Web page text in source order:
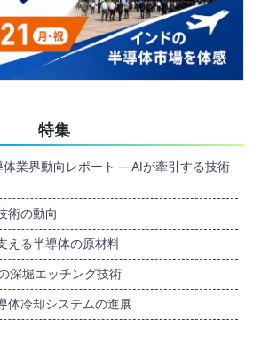
特集
業界動向レポート ―AIが牽引する技術
術の動向
える半導体の原材料
深堀エッチング技術
体冷却システムの進展